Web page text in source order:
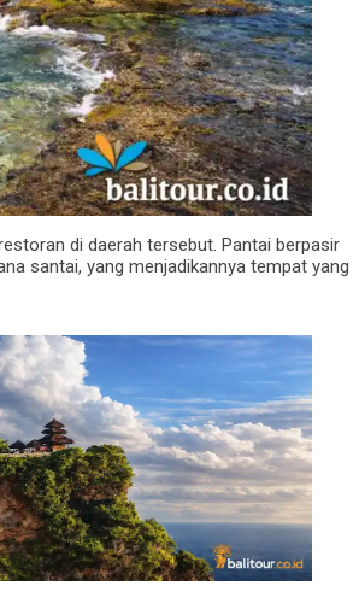
di daerah tersebut. Pantai berpasir
santai, yang menjadikannya tempat yang